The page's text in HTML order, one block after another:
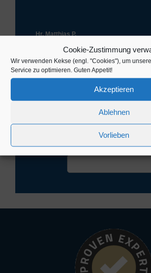
Cookie-Zustimmung
Wir verwenden Kekse (engl. "Cookies"), um
Service zu optimieren. Guten Appetit!
Akzeptieren
Ablehnen
Vorlieben
Hr. Matthias P.
Top Beratung
Top Beratung, auf Fragen und Wünsche
eingegangen. Alles zur vollsten